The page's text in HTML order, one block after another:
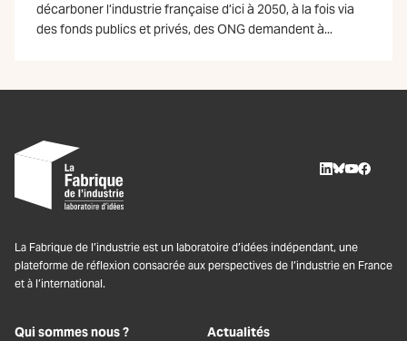
décarboner l’industrie française d’ici à 2050, à la fois via
des fonds publics et privés, des ONG demandent à...
La Fabrique de l’industrie est un laboratoire d’idées indépendant, une
plateforme de réflexion consacrée aux perspectives de l’industrie en France
et à l’international.
Qui sommes nous ? Actualités